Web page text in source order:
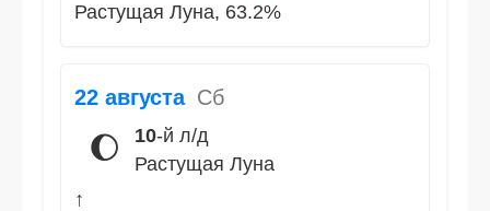
Растущая Луна, 63.2%
22 августа Сб
🌔 10-й л/д
Растущая Луна
↑